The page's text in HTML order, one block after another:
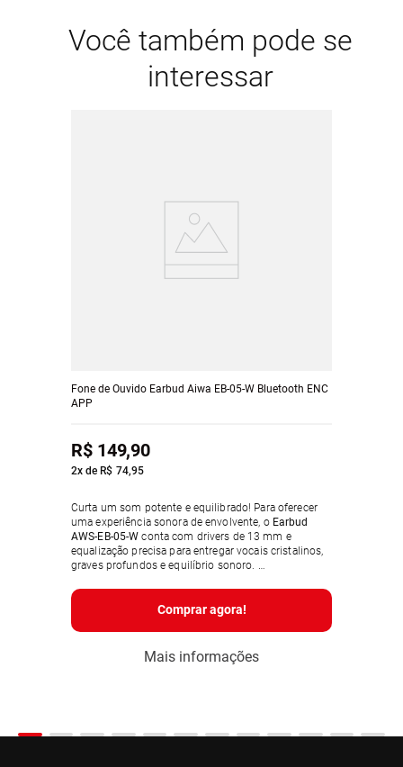
Você também pode se
interessar
Fone de Ouvido Earbud Aiwa EB-05-W Bluetooth ENC
APP
R$ 149,90
2x deR$ 74,95
Curta um som potente e equilibrado! Para oferecer
uma experiência sonora de envolvente, o Earbud
AWS-EB-05-W conta com drivers de 13 mm e
equalização precisa para entregar vocais cristalinos,
graves profundos e equilíbrio sonoro.
Com
nos treinos da academia, no trabalho e em outros
(ENC), com dois microfones de alta sensibilidade
Comprar agora!
Mais informações